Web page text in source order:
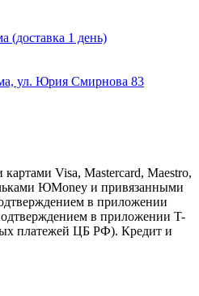
(доставка 1 день)
ул. Юрия Смирнова 83
Visa, Mastercard, Maestro,
ЮMoney и привязанными
в приложении
в приложении T-
платежей ЦБ РФ). Кредит и